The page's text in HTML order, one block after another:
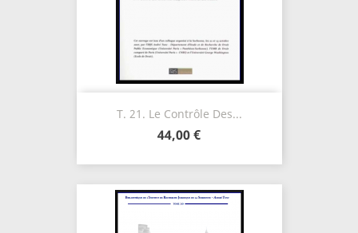
T. 21. Le Contrôle Des...
44,00 €